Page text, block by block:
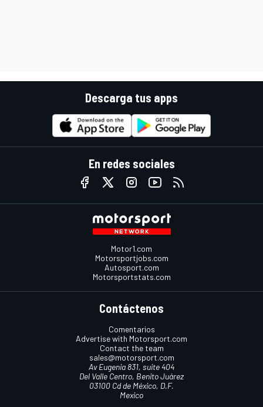
Descarga tus apps
En redes sociales
Motor1.com
Motorsportjobs.com
Autosport.com
Motorsportstats.com
Contáctenos
Comentarios
Advertise with Motorsport.com
Contact the team
sales@motorsport.com
Av Eugenia 831, suite 404
Del Valle Centro, Benito Juárez
03100 Cd de México, D.F.
Mexico